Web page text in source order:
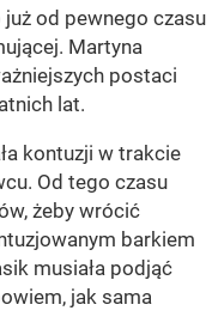
od pewnego czasu
Martyna
postaci
lat.
kontuzji w trakcie
Od tego czasu
żeby wrócić
barkiem
musiała podjąć
jak sama